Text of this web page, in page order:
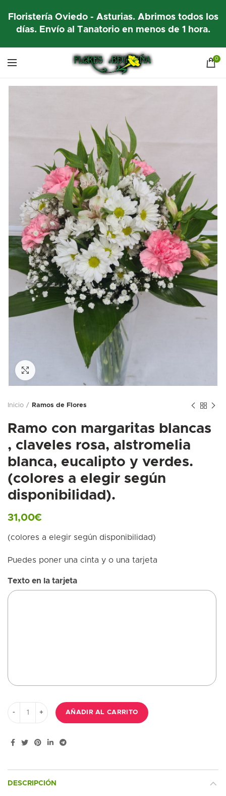
Floristería Oviedo - Asturias. Abrimos todos los
días. Envío al Tanatorio en menos de 1 hora.
0
Inicio Ramos de Flores
Ramo con margaritas blancas
, claveles rosa, alstromelia
blanca, eucalipto y verdes.
(colores a elegir según
disponibilidad).
31,00€
(colores a elegir según disponibilidad)
Puedes poner una cinta y o una tarjeta
Texto en la tarjeta
Ramo con margaritas blancas , claveles rosa, alstromelia
AÑADIR AL CARRITO
DESCRIPCIÓN